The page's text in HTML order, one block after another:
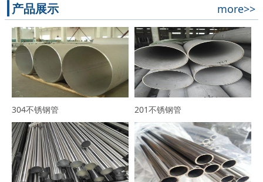
产品展示 more>>
304不锈钢管 201不锈钢管